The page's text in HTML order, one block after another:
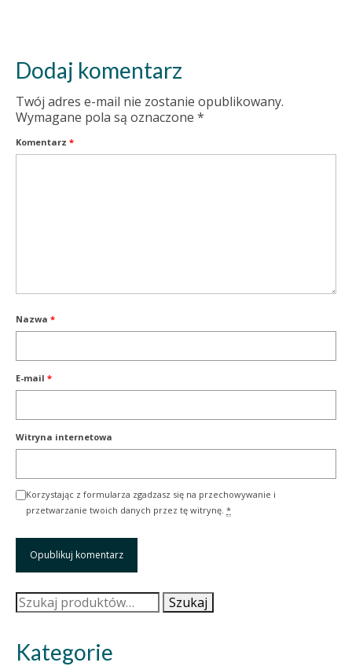
Dodaj komentarz
Twój adres e-mail nie zostanie opublikowany.
Wymagane pola są oznaczone *
Komentarz *
Nazwa *
E-mail *
Witryna internetowa
Korzystając z formularza zgadzasz się na przechowywanie i
przetwarzanie twoich danych przez tę witrynę. *
Szukaj: Szukaj
Kategorie